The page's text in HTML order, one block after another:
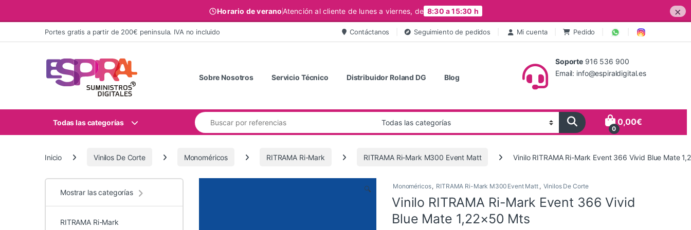
Horario de veranoAtención al cliente de lunes a viernes, de 8:30 a 15:30 h ×
Ir al contenidoPortes gratis a partir de 200€ peninsula. IVA no incluido Contáctanos Seguimiento de pedidos Mi cuenta Pedido
Sobre Nosotros Servicio Técnico Distribuidor Roland DG Blog
Soporte 916 536 900
Email: info@espiraldigital.es
Todas las categorías
Buscar:
0
0,00€
Inicio Vinilos De Corte Monoméricos RITRAMA Ri-Mark RITRAMA Ri-Mark M300 Event Matt Vinilo RITRAMA Ri-Mark Event 366 Vivid Blue Mate
🔍 Monoméricos, RITRAMA Ri-Mark M300 Event Matt , Vinilos De Corte
Vinilo RITRAMA Ri-Mark Event 366 Vivid
Blue Mate 1,22×50 Mts
Mostrar las categorías
RITRAMA Ri-Mark